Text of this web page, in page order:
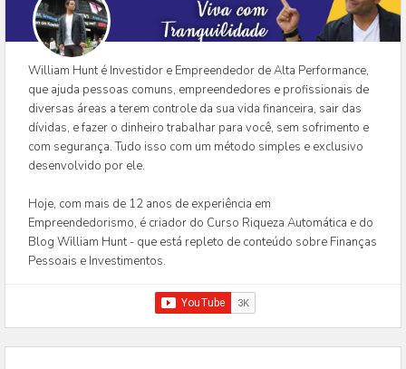
William Hunt é Investidor e Empreendedor de Alta Performance,
que ajuda pessoas comuns, empreendedores e profissionais de
diversas áreas a terem controle da sua vida financeira, sair das
dívidas, e fazer o dinheiro trabalhar para você, sem sofrimento e
com segurança. Tudo isso com um método simples e exclusivo
desenvolvido por ele.
Hoje, com mais de 12 anos de experiência em
Empreendedorismo, é criador do Curso Riqueza Automática e do
Blog William Hunt - que está repleto de conteúdo sobre Finanças
Pessoais e Investimentos.